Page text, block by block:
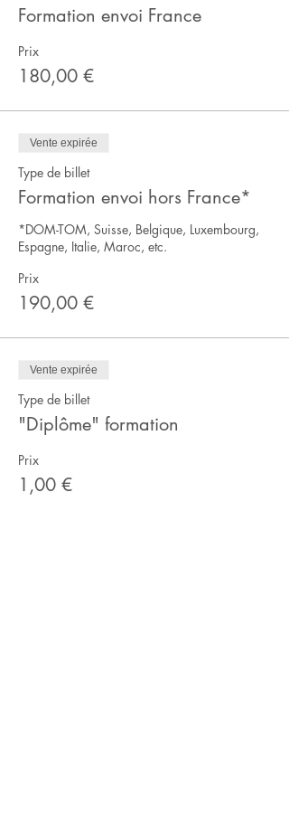
Formation envoi France
Prix
180,00 €
Vente expirée
Type de billet
Formation envoi hors France*
*DOM-TOM, Suisse, Belgique, Luxembourg,
Espagne, Italie, Maroc, etc.
Prix
190,00 €
Vente expirée
Type de billet
"Diplôme" formation
Prix
1,00 €